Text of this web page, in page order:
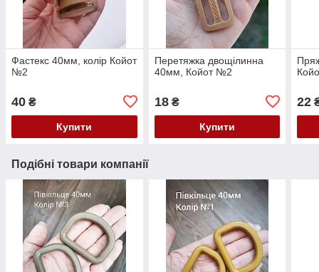
Фастекс 40мм, колір Койот
№2
40 ₴
Купити
Перетяжка двощілинна
40мм, Койот №2
18₴
Купити
22
Подібні товари компанії